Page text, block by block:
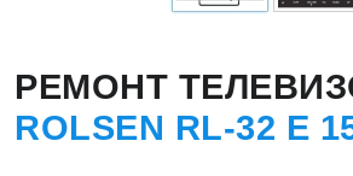
РЕМОНТ
ROLSEN RL-32 E